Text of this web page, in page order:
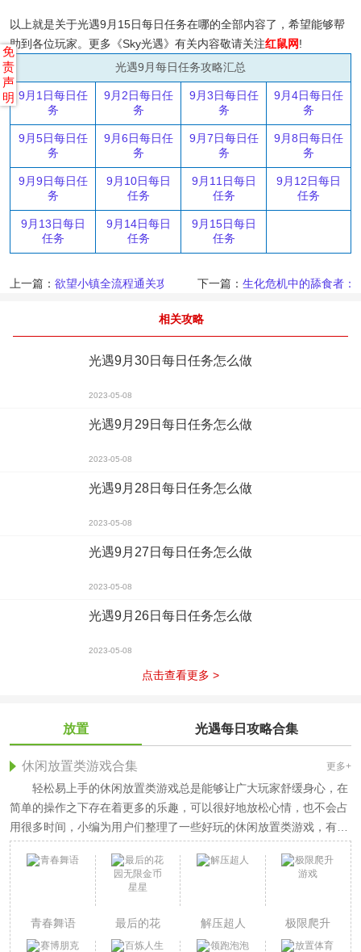
以上就是关于光遇9月15日每日任务在哪的全部内容了，希望能够帮
助到各位玩家。更多《Sky光遇》有关内容敬请关注红鼠网!
光遇9月每日任务攻略汇总
9月1日每日任
务
9月2日每日任
务
9月3日每日任
务
9月4日每日任
务
9月5日每日任
务
9月6日每日任
务
9月7日每日任
务
9月8日每日任
务
9月9日每日任
务
9月10日每日
任务
9月11日每日
任务
9月12日每日
任务
9月13日每日
任务
9月14日每日
任务
9月15日每日
任务
上一篇： 欲望小镇全流程通关攻略大全游戏技巧分享
下一篇：生化危机中的舔食者：
相关攻略
光遇9月30日每日任务怎么做
2023-05-08
光遇9月29日每日任务怎么做
2023-05-08
光遇9月28日每日任务怎么做
2023-05-08
光遇9月27日每日任务怎么做
2023-05-08
光遇9月26日每日任务怎么做
2023-05-08
点击查看更多 >
放置 光遇每日攻略合集
休闲放置类游戏合集 更多+
轻松易上手的休闲放置类游戏总是能够让广大玩家舒缓身心，在
简单的操作之下存在着更多的乐趣，可以很好地放松心情，也不会占
用很多时间，小编为用户们整理了一些好玩的休闲放置类游戏，有喜
欢的可以下载体验。
青春舞语
最后的花
园无限金
解压超人
极限爬升
游戏
免
责
声
明